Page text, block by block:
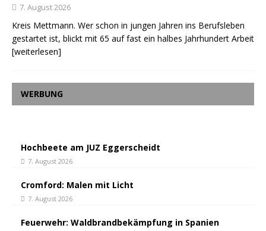
7. August 2026
Kreis Mettmann. Wer schon in jungen Jahren ins Berufsleben
gestartet ist, blickt mit 65 auf fast ein halbes Jahrhundert Arbeit
[weiterlesen]
WERBUNG
Hochbeete am JUZ Eggerscheidt
7. August 2026
Cromford: Malen mit Licht
7. August 2026
Feuerwehr: Waldbrandbekämpfung in Spanien